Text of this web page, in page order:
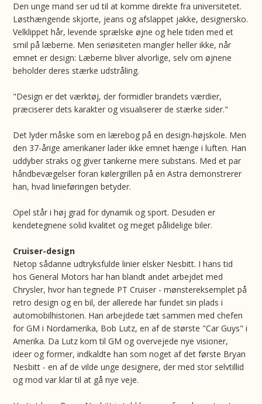
Den unge mand ser ud til at komme direkte fra universitetet.
Løsthængende skjorte, jeans og afslappet jakke, designersko.
Velklippet hår, levende sprælske øjne og hele tiden med et
smil på læberne. Men seriøsiteten mangler heller ikke, når
emnet er design: Læberne bliver alvorlige, selv om øjnene
beholder deres stærke udstråling.
"Design er det værktøj, der formidler brandets værdier,
præciserer dets karakter og visualiserer de stærke sider."
Det lyder måske som en lærebog på en design-højskole. Men
den 37-årige amerikaner lader ikke emnet hænge i luften. Han
uddyber straks og giver tankerne mere substans. Med et par
håndbevægelser foran kølergrillen på en Astra demonstrerer
han, hvad linieføringen betyder.
Opel står i høj grad for dynamik og sport. Desuden er
kendetegnene solid kvalitet og meget pålidelige biler.
Cruiser-design
Netop sådanne udtryksfulde linier elsker Nesbitt. I hans tid
hos General Motors har han blandt andet arbejdet med
Chrysler, hvor han tegnede PT Cruiser - mønstereksemplet på
retro design og en bil, der allerede har fundet sin plads i
automobilhistorien. Han arbejdede tæt sammen med chefen
for GM i Nordamerika, Bob Lutz, en af de største "Car Guys" i
Amerika. Da Lutz kom til GM og overvejede nye visioner,
ideer og former, indkaldte han som noget af det første Bryan
Nesbitt - en af de vilde unge designere, der med stor selvtillid
og mod var klar til at gå nye veje.